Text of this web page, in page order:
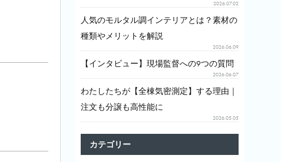
2026.07.02
人気のモルタル調インテリアとは？素材の
種類やメリットを解説
2026.06.09
【インタビュー】現場監督への9つの質問
2026.06.07
わたしたちが【全棟気密測定】する理由｜
注文も分譲も高性能に
2026.05.05
カテゴリー